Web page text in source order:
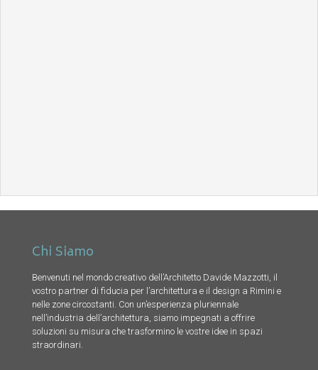
Chi Siamo
Benvenuti nel mondo creativo dell’Architetto Davide Mazzotti, il
vostro partner di fiducia per l’architettura e il design a Rimini e
nelle zone circostanti. Con un’esperienza pluriennale
nell’industria dell’architettura, siamo impegnati a offrire
soluzioni su misura che trasformino le vostre idee in spazi
straordinari.